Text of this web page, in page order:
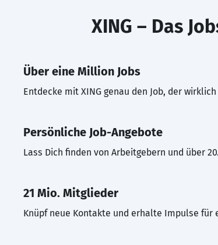
XING – Das
Über eine Million Jobs
Entdecke mit XING genau den Job, der
Persönliche Job-Angebote
Lass Dich finden von Arbeitgebern und über
21 Mio. Mitglieder
Knüpf neue Kontakte und erhalte Impulse für